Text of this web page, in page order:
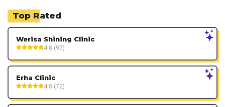
Top Rated
Werisa Shining Clinic
4.8 (97)
Erha Clinic
4.8 (72)